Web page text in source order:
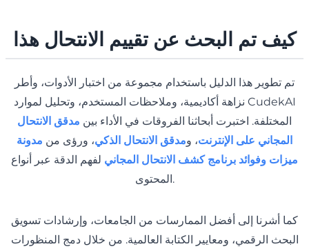
كيف تم البحث عن تقييم الانتحال هذا
تم تطوير هذا الدليل باستخدام مجموعة من اختبار الأدوات، وأطر
نزاهة أكاديمية، وملاحظات المستخدم، وتحليل لموارد CudekAI
المختلفة. اختبرت أبحاثنا الفروقات في الأداء بين مدقق الانتحال
المجاني على الإنترنت، ومدقق الانتحال الذكي، ورؤى من مدونة
ميزات وفوائد برنامج كشف الانتحال المجاني لفهم الدقة عبر أنواع
المحتوى.
كما أشرنا إلى أفضل الممارسات من الجامعات، وإرشادات تسويق
البحث الرقمي، ومعايير الكتابة العالمية. من خلال دمج المنظورات